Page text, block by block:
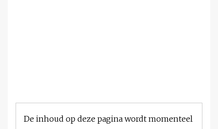
De inhoud op deze pagina wordt momenteel